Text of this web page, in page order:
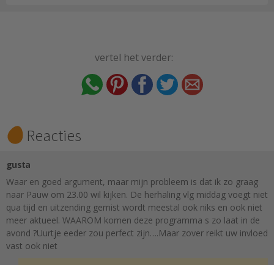
vertel het verder:
Reacties
gusta
Waar en goed argument, maar mijn probleem is dat ik zo graag
naar Pauw om 23.00 wil kijken. De herhaling vlg middag voegt niet
qua tijd en uitzending gemist wordt meestal ook niks en ook niet
meer aktueel. WAAROM komen deze programma s zo laat in de
avond ?Uurtje eeder zou perfect zijn….Maar zover reikt uw invloed
vast ook niet